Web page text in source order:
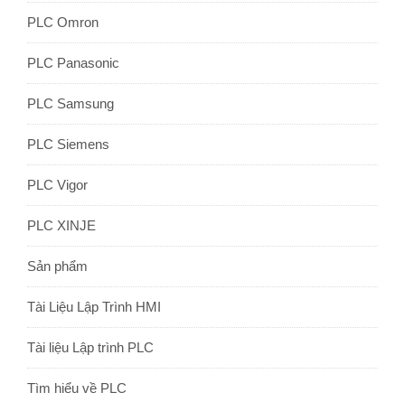
PLC Omron
PLC Panasonic
PLC Samsung
PLC Siemens
PLC Vigor
PLC XINJE
Sản phẩm
Tài Liệu Lập Trình HMI
Tài liệu Lập trình PLC
Tìm hiểu về PLC